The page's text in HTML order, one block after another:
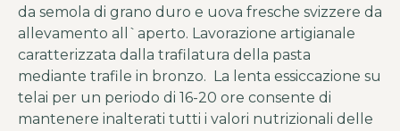
da semola di grano duro e uova fresche svizzere da
allevamento all`aperto. Lavorazione artigianale
caratterizzata dalla trafilatura della pasta
mediante trafile in bronzo. La lenta essiccazione su
telai per un periodo di 16-20 ore consente di
mantenere inalterati tutti i valori nutrizionali delle